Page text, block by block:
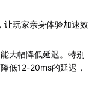
让玩家亲身体验加速效
大幅降低延迟。特别
低12-20ms的延迟，